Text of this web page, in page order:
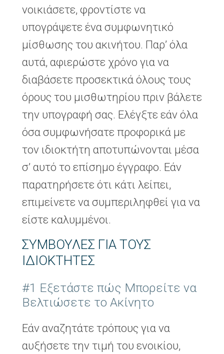
νοικιάσετε, φροντίστε να
υπογράψετε ένα συμφωνητικό
μίσθωσης του ακινήτου. Παρ’ όλα
αυτά, αφιερώστε χρόνο για να
διαβάσετε προσεκτικά όλους τους
όρους του μισθωτηρίου πριν βάλετε
την υπογραφή σας. Ελέγξτε εάν όλα
όσα συμφωνήσατε προφορικά με
τον ιδιοκτήτη αποτυπώνονται μέσα
σ’ αυτό το επίσημο έγγραφο. Εάν
παρατηρήσετε ότι κάτι λείπει,
επιμείνετε να συμπεριληφθεί για να
είστε καλυμμένοι.
ΣΥΜΒΟΥΛΈΣ ΓΙΑ ΤΟΥΣ
ΙΔΙΟΚΤΉΤΕΣ
#1 Εξετάστε πώς Μπορείτε να
Βελτιώσετε το Ακίνητο
Εάν αναζητάτε τρόπους για να
αυξήσετε την τιμή του ενοικίου,